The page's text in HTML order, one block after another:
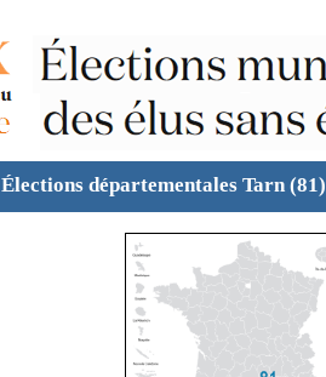
Élections départementales Tarn (81)